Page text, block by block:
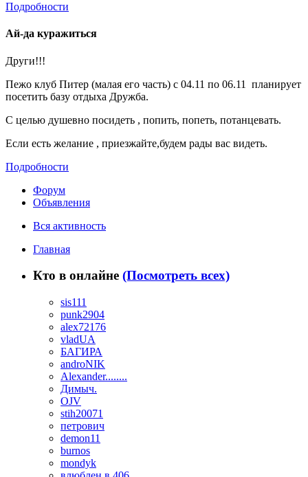
Подробности
Ай-да куражиться
Други!!!
Пежо клуб Питер (малая его часть) с 04.11 по 06.11 планирует
посетить базу отдыха Дружба.
С целью душевно посидеть , попить, попеть, потанцевать.
Если есть желание , приезжайте,будем рады вас видеть.
Подробности
Форум
Объявления
Вся активность
Главная
Кто в онлайне (Посмотреть всех)
sis111
punk2904
alex72176
vladUA
БАГИРА
androNIK
Alexander........
Димыч.
OJV
stih20071
петрович
demon11
burnos
mondyk